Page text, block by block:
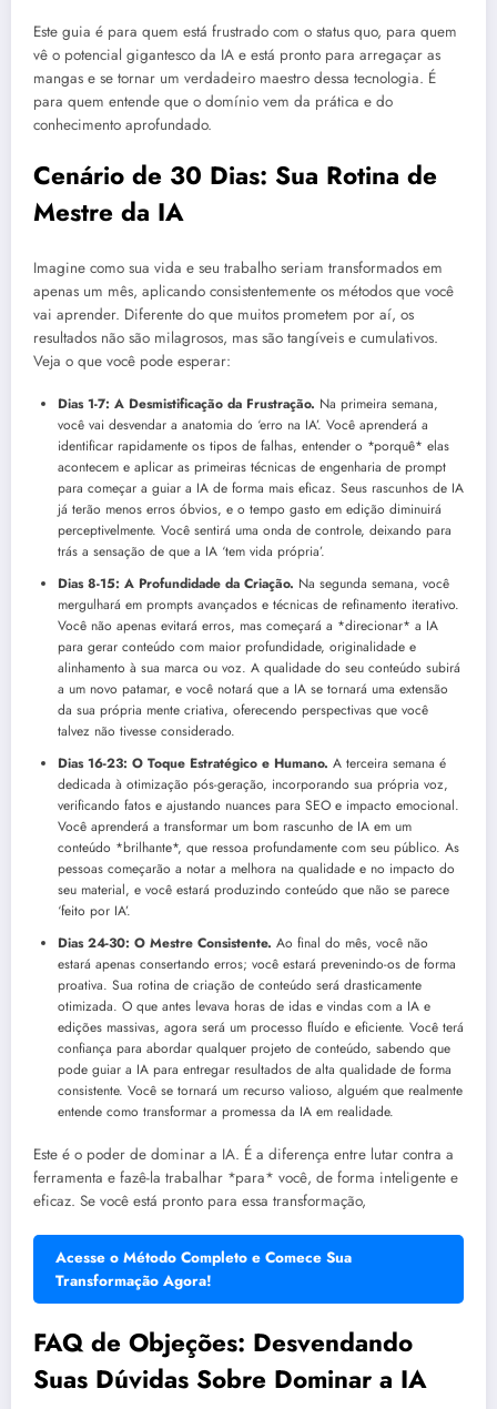
Este guia é para quem está frustrado com o status quo, para quem
vê o potencial gigantesco da IA e está pronto para arregaçar as
mangas e se tornar um verdadeiro maestro dessa tecnologia. É
para quem entende que o domínio vem da prática e do
conhecimento aprofundado.
Cenário de 30 Dias: Sua Rotina de
Mestre da IA
Imagine como sua vida e seu trabalho seriam transformados em
apenas um mês, aplicando consistentemente os métodos que você
vai aprender. Diferente do que muitos prometem por aí, os
resultados não são milagrosos, mas são tangíveis e cumulativos.
Veja o que você pode esperar:
Dias 1-7: A Desmistificação da Frustração. Na primeira semana,
você vai desvendar a anatomia do ‘erro na IA’. Você aprenderá a
identificar rapidamente os tipos de falhas, entender o *porquê* elas
acontecem e aplicar as primeiras técnicas de engenharia de prompt
para começar a guiar a IA de forma mais eficaz. Seus rascunhos de IA
já terão menos erros óbvios, e o tempo gasto em edição diminuirá
perceptivelmente. Você sentirá uma onda de controle, deixando para
trás a sensação de que a IA ‘tem vida própria’.
Dias 8-15: A Profundidade da Criação. Na segunda semana, você
mergulhará em prompts avançados e técnicas de refinamento iterativo.
Você não apenas evitará erros, mas começará a *direcionar* a IA
para gerar conteúdo com maior profundidade, originalidade e
alinhamento à sua marca ou voz. A qualidade do seu conteúdo subirá
a um novo patamar, e você notará que a IA se tornará uma extensão
da sua própria mente criativa, oferecendo perspectivas que você
talvez não tivesse considerado.
Dias 16-23: O Toque Estratégico e Humano. A terceira semana é
dedicada à otimização pós-geração, incorporando sua própria voz,
verificando fatos e ajustando nuances para SEO e impacto emocional.
Você aprenderá a transformar um bom rascunho de IA em um
conteúdo *brilhante*, que ressoa profundamente com seu público. As
pessoas começarão a notar a melhora na qualidade e no impacto do
seu material, e você estará produzindo conteúdo que não se parece
‘feito por IA’.
Dias 24-30: O Mestre Consistente. Ao final do mês, você não
estará apenas consertando erros; você estará prevenindo-os de forma
proativa. Sua rotina de criação de conteúdo será drasticamente
otimizada. O que antes levava horas de idas e vindas com a IA e
edições massivas, agora será um processo fluído e eficiente. Você terá
confiança para abordar qualquer projeto de conteúdo, sabendo que
pode guiar a IA para entregar resultados de alta qualidade de forma
consistente. Você se tornará um recurso valioso, alguém que realmente
entende como transformar a promessa da IA em realidade.
Este é o poder de dominar a IA. É a diferença entre lutar contra a
ferramenta e fazê-la trabalhar *para* você, de forma inteligente e
eficaz. Se você está pronto para essa transformação,
Acesse o Método Completo e Comece Sua
Transformação Agora!
FAQ de Objeções: Desvendando
Suas Dúvidas Sobre Dominar a IA